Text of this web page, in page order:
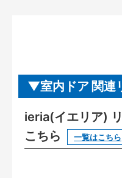
室内ドア 関連
ieria(イエリア)
こちら
一覧はこちら